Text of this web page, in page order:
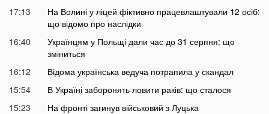
17:13
На Волині у ліцей фіктивно працевлаштували 12 осіб:
що відомо про наслідки
16:40
Українцям у Польщі дали час до 31 серпня: що
зміниться
16:12
Відома українська ведуча потрапила у скандал
15:54
В Україні заборонять ловити раків: що сталося
15:23
На фронті загинув військовий з Луцька